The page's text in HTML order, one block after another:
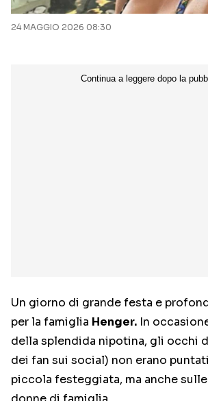
24 MAGGIO 2026 08:30
Un giorno di grande festa e
per la famiglia Henger. In
della splendida nipotina, gli occhi
dei fan sui social) non erano
piccola festeggiata, ma anche